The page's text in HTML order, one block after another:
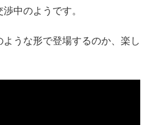
中のようです。
うな形で登場するのか、楽し